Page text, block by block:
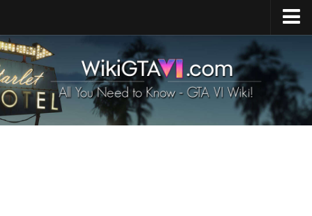
Accueil
Sortie de GTA 6
GTA 6 (carte)
GTA 6 Véhicules